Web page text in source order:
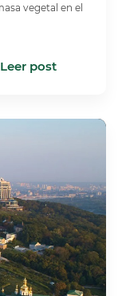
vegetal en el
Leer post